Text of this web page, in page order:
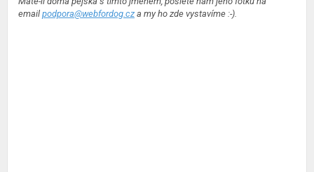
email podpora@webfordog.cz a my ho zde vystavíme :-).